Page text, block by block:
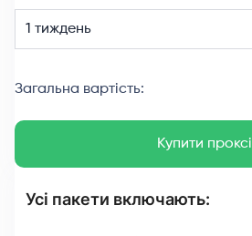
1 тиждень
Загальна вартість:
Купити проксі
Усі пакети включають: